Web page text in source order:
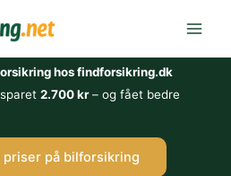
hos findforsikring.dk
2.700 kr– og fået bedre
priser på bilforsikring